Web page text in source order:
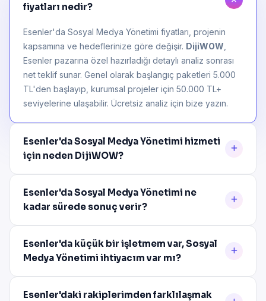
fiyatları nedir?
Esenler'da Sosyal Medya Yönetimi fiyatları, projenin
kapsamına ve hedeflerinize göre değişir. DijiWOW
Esenler pazarına özel hazırladığı detaylı analiz sonrası
net teklif sunar. Genel olarak başlangıç paketleri 5.000
TL'den başlayıp, kurumsal projeler için 50.000 TL+
seviyelerine ulaşabilir. Ücretsiz analiz için bize yazın.
Esenler'da Sosyal Medya Yönetimi hizmeti
için neden DijiWOW?
Esenler'da Sosyal Medya Yönetimi ne
kadar sürede sonuç verir?
Esenler'da küçük bir işletmem var, Sosyal
Medya Yönetimi ihtiyacım var mı?
Esenler'daki rakiplerimden farklılaşmak